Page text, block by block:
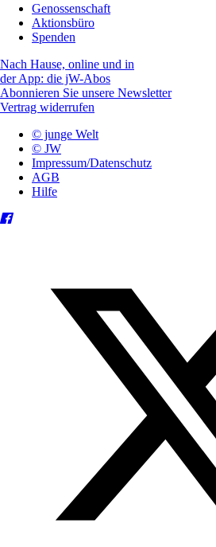
Genossenschaft
Aktionsbüro
Spenden
Nach Hause, online und in
der App: die jW-Abos
Abonnieren Sie unsere Newsletter
Vertrag widerrufen
© junge Welt
© JW
Impressum/Datenschutz
AGB
Hilfe